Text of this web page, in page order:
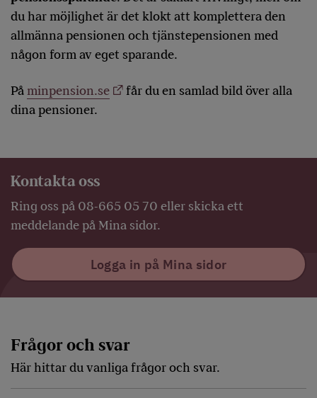
du har möjlighet är det klokt att komplettera den
allmänna pensionen och tjänstepensionen med
någon form av eget sparande.
På minpension.se
får du en samlad bild över alla
dina pensioner.
Kontakta oss
Ring oss på 08-665 05 70 eller skicka ett
meddelande på Mina sidor.
Logga in på Mina sidor
Frågor och svar
Här hittar du vanliga frågor och svar.